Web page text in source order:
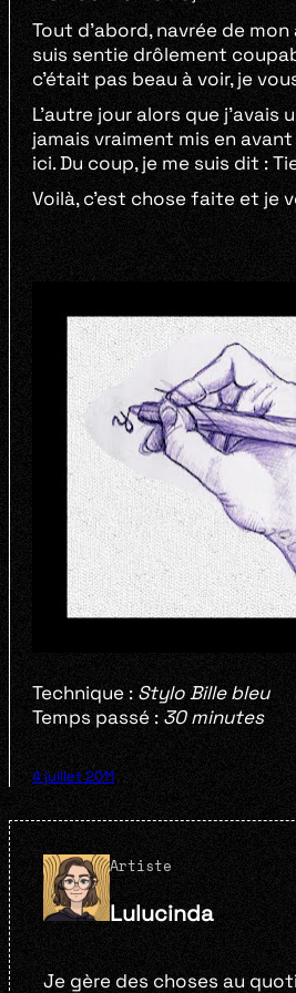
Tout d’abord, navrée de
suis sentie drôlement
c’était pas beau à voir, je
L’autre jour alors que
jamais vraiment mis en
ici. Du coup, je me suis dit :
Voilà, c’est chose faite et je
Technique : Stylo Bille bleu
Temps passé : 30 minutes
4 juillet 2011
Artiste
Lulucinda
Je gère des choses au